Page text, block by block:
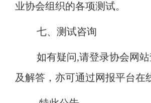
业协会组织的各项测试。
七、测试咨询
如有疑问,请登录协会网
及解答，亦可通过网报平台在